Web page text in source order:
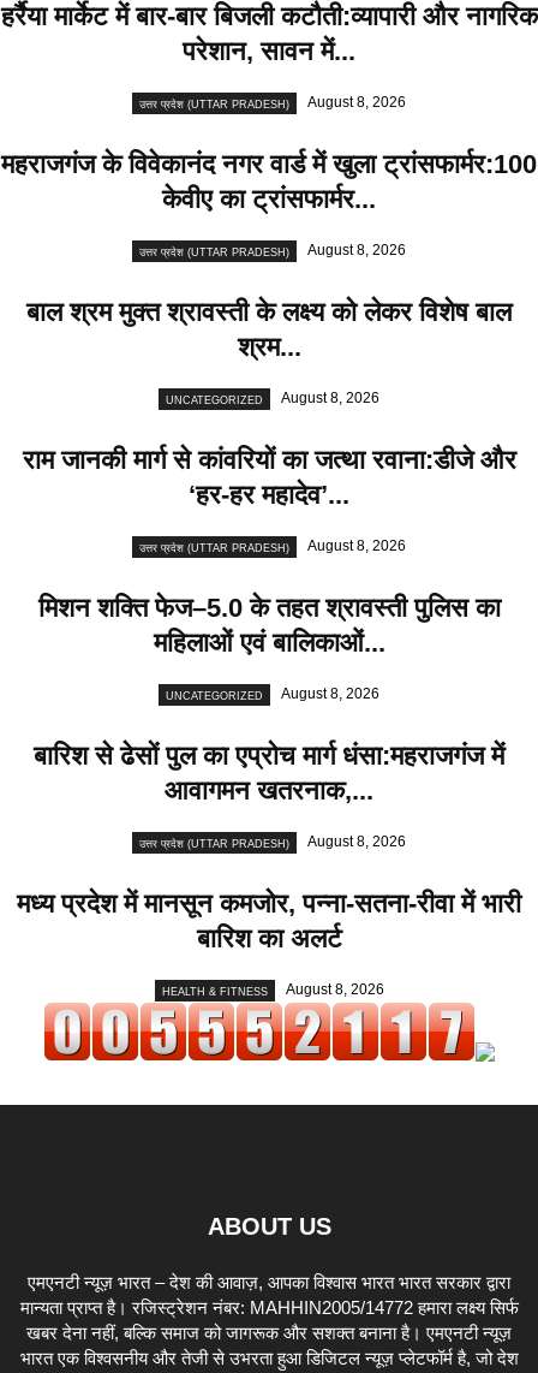
हर्रैया मार्केट में बार-बार बिजली कटौती:व्यापारी और नागरिक
परेशान, सावन में...
उत्तर प्रदेश (UTTAR PRADESH) August 8, 2026
महराजगंज के विवेकानंद नगर वार्ड में खुला ट्रांसफार्मर:100
केवीए का ट्रांसफार्मर...
उत्तर प्रदेश (UTTAR PRADESH) August 8, 2026
बाल श्रम मुक्त श्रावस्ती के लक्ष्य को लेकर विशेष बाल
श्रम...
UNCATEGORIZED August 8, 2026
राम जानकी मार्ग से कांवरियों का जत्था रवाना:डीजे और
‘हर-हर महादेव’...
उत्तर प्रदेश (UTTAR PRADESH) August 8, 2026
मिशन शक्ति फेज–5.0 के तहत श्रावस्ती पुलिस का
महिलाओं एवं बालिकाओं...
UNCATEGORIZED August 8, 2026
बारिश से ढेसों पुल का एप्रोच मार्ग धंसा:महराजगंज में
आवागमन खतरनाक,...
उत्तर प्रदेश (UTTAR PRADESH) August 8, 2026
मध्य प्रदेश में मानसून कमजोर, पन्ना-सतना-रीवा में भारी
बारिश का अलर्ट
HEALTH & FITNESS August 8, 2026
ABOUT US
एमएनटी न्यूज़ भारत – देश की आवाज़, आपका विश्वास भारत भारत सरकार द्वारा
मान्यता प्राप्त है। रजिस्ट्रेशन नंबर: MAHHIN2005/14772 हमारा लक्ष्य सिर्फ
खबर देना नहीं, बल्कि समाज को जागरूक और सशक्त बनाना है। एमएनटी न्यूज़
भारत एक विश्वसनीय और तेजी से उभरता हुआ डिजिटल न्यूज़ प्लेटफॉर्म है, जो देश